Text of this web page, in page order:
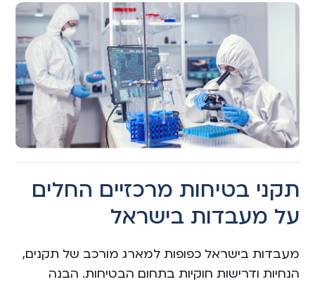
תקני בטיחות מרכזיים החלים
על מעבדות בישראל
מעבדות בישראל כפופות למארג מורכב של תקנים,
הנחיות ודרישות חוקיות בתחום הבטיחות. הבנה